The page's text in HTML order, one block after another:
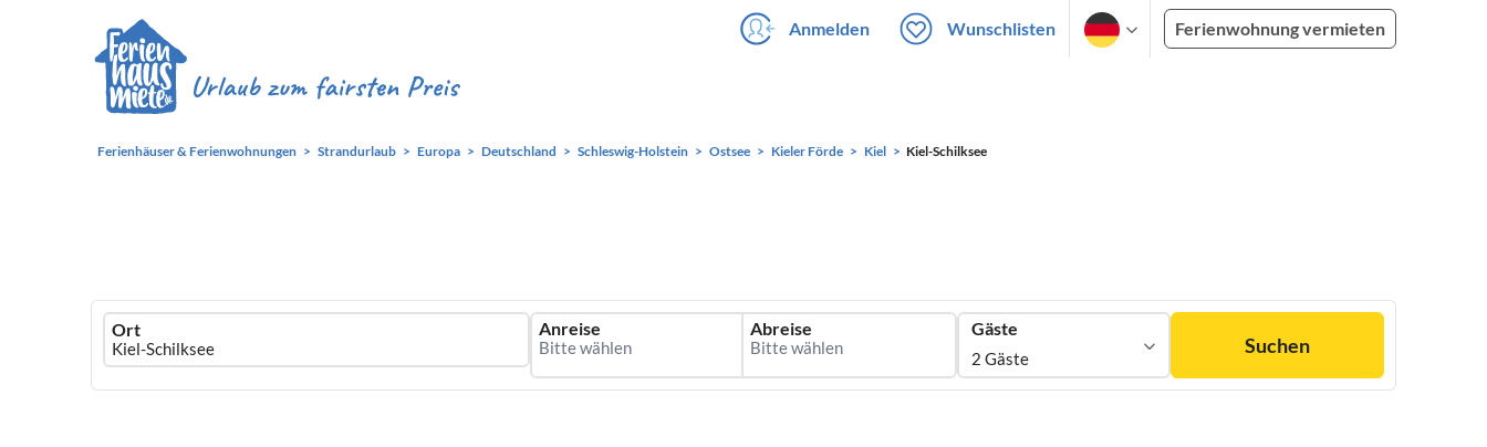
Anmelden Wunschlisten Ferienwohnung vermieten
Ferienhäuser & Ferienwohnungen Strandurlaub Europa Deutschland Schleswig-Holstein Ostsee Kieler Förde Kiel Kiel-Schilksee
Ferienhausmiete
logo
Ort Anreise Abreise Gäste
2 Gäste
Suchen